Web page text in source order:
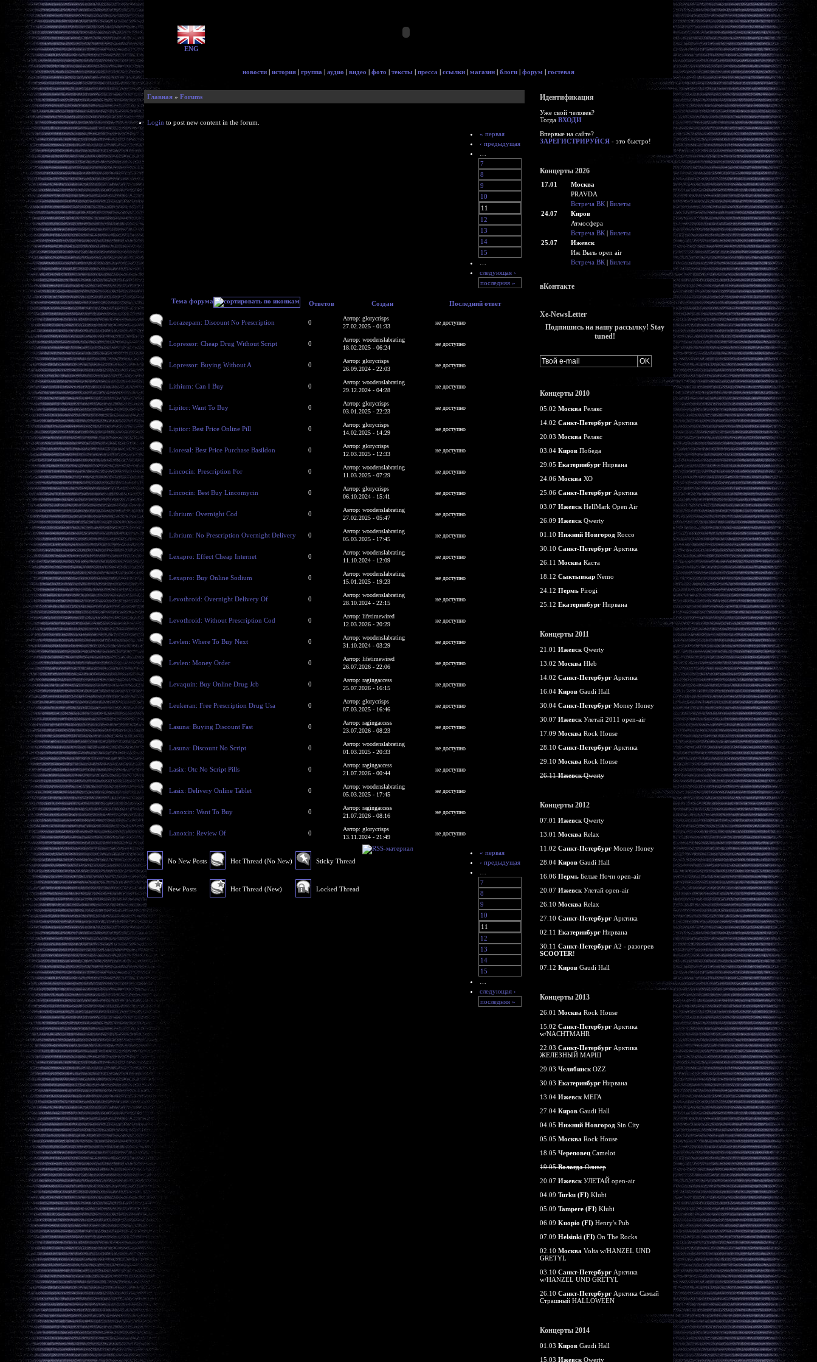
ENG
новости | история | группа | аудио | видео | фото | тексты | пресса | ссылки | магазин | блоги | форум | гостевая
Главная » Forums
Login to post new content in the forum.
« первая
‹ предыдущая
7
8
9
10
11
12
13
14
15
следующая ›
последняя »
Тема форума Ответов Создан Последний ответ
Lorazepam: Discount No Prescription 0
Автор: glorycrisps
27.02.2025 - 01:33
не доступно
Lopressor: Cheap Drug Without Script 0
Автор: woodenslabrating
18.02.2025 - 06:24
не доступно
Lopressor: Buying Without A 0
Автор: glorycrisps
26.09.2024 - 22:03
не доступно
Lithium: Can I Buy 0
Автор: woodenslabrating
29.12.2024 - 04:28
не доступно
Lipitor: Want To Buy 0
Автор: glorycrisps
03.01.2025 - 22:23
не доступно
Lipitor: Best Price Online Pill 0
Автор: glorycrisps
14.02.2025 - 14:29
не доступно
Lioresal: Best Price Purchase Basildon 0
Автор: glorycrisps
12.03.2025 - 12:33
не доступно
Lincocin: Prescription For 0
Автор: woodenslabrating
11.03.2025 - 07:29
не доступно
Lincocin: Best Buy Lincomycin 0
Автор: glorycrisps
06.10.2024 - 15:41
не доступно
Librium: Overnight Cod 0
Автор: woodenslabrating
27.02.2025 - 05:47
не доступно
Librium: No Prescription Overnight Delivery 0
Автор: woodenslabrating
05.03.2025 - 17:45
не доступно
Lexapro: Effect Cheap Internet 0
Автор: woodenslabrating
11.10.2024 - 12:09
не доступно
Lexapro: Buy Online Sodium 0
Автор: woodenslabrating
15.01.2025 - 19:23
не доступно
Levothroid: Overnight Delivery Of 0
Автор: woodenslabrating
28.10.2024 - 22:15
не доступно
Levothroid: Without Prescription Cod 0
Автор: lifetimewired
12.03.2026 - 20:29
не доступно
Levlen: Where To Buy Next 0
Автор: woodenslabrating
31.10.2024 - 03:29
не доступно
Levlen: Money Order 0
Автор: lifetimewired
26.07.2026 - 22:06
не доступно
Levaquin: Buy Online Drug Jcb 0
Автор: ragingaccess
25.07.2026 - 16:15
не доступно
Leukeran: Free Prescription Drug Usa 0
Автор: glorycrisps
07.03.2025 - 16:46
не доступно
Lasuna: Buying Discount Fast 0
Автор: ragingaccess
23.07.2026 - 08:23
не доступно
Lasuna: Discount No Script 0
Автор: woodenslabrating
01.03.2025 - 20:33
не доступно
Lasix: Otc No Script Pills 0
Автор: ragingaccess
21.07.2026 - 00:44
не доступно
Lasix: Delivery Online Tablet 0
Автор: woodenslabrating
05.03.2025 - 17:45
не доступно
Lanoxin: Want To Buy 0
Автор: ragingaccess
21.07.2026 - 08:16
не доступно
Lanoxin: Review Of 0
Автор: glorycrisps
13.11.2024 - 21:49
не доступно
No New Posts
New Posts
Hot Thread (No New)
Hot Thread (New)
Sticky Thread
Locked Thread
« первая
‹ предыдущая
7
8
9
10
11
12
13
14
15
следующая ›
последняя »
Идентификация
Уже свой человек?
Тогда ВХОДИ
Впервые на сайте?
ЗАРЕГИСТРИРУЙСЯ - это быстро!
Концерты 2026
17.01
Москва
PRAVDA
Встреча ВК | Билеты
24.07
Киров
Атмосфера
Встреча ВК | Билеты
25.07
Ижевск
Иж Выль open air
Встреча ВК | Билеты
вКонтакте
Xe-NewsLetter
Подпишись на нашу рассылку! Stay
tuned!
Концерты 2010
05.02 Москва Релакс
14.02 Санкт-Петербург Арктика
20.03 Москва Релакс
03.04 Киров Победа
29.05 Екатеринбург Нирвана
24.06 Москва ХО
25.06 Санкт-Петербург Арктика
03.07 Ижевск HellMark Open Air
26.09 Ижевск Qwerty
01.10 Нижний Новгород Rocco
30.10 Санкт-Петербург Арктика
26.11 Москва Каста
18.12 Сыктывкар Nemo
24.12 Пермь Pirogi
25.12 Екатеринбург Нирвана
Концерты 2011
21.01 Ижевск Qwerty
13.02 Москва Hleb
14.02 Санкт-Петербург Арктика
16.04 Киров Gaudi Hall
30.04 Санкт-Петербург Money Honey
30.07 Ижевск Улетай 2011 open-air
17.09 Москва Rock House
28.10 Санкт-Петербург Арктика
29.10 Москва Rock House
26.11ИжевскQwerty
Концерты 2012
07.01 Ижевск Qwerty
13.01 Москва Relax
11.02 Санкт-Петербург Money Honey
28.04 Киров Gaudi Hall
16.06 Пермь Белые Ночи open-air
20.07 Ижевск Улетай open-air
26.10 Москва Relax
27.10 Санкт-Петербург Арктика
02.11 Екатеринбург Нирвана
30.11 Санкт-Петербург А2 - разогрев
SCOOTER!
07.12 Киров Gaudi Hall
Концерты 2013
26.01 Москва Rock House
15.02 Санкт-Петербург Арктика
w/NACHTMAHR
22.03 Санкт-Петербург Арктика
ЖЕЛЕЗНЫЙ МАРШ
29.03 Челябинск OZZ
30.03 Екатеринбург Нирвана
13.04 Ижевск МЕГА
27.04 Киров Gaudi Hall
04.05 Нижний Новгород Sin City
05.05 Москва Rock House
18.05 Череповец Camelot
19.05ВологдаОливер
20.07 Ижевск УЛЕТАЙ open-air
04.09 Turku (FI) Klubi
05.09 Tampere (FI) Klubi
06.09 Kuopio (FI) Henry's Pub
07.09 Helsinki (FI) On The Rocks
02.10 Москва Volta w/HANZEL UND
GRETYL
03.10 Санкт-Петербург Арктика
w/HANZEL UND GRETYL
26.10 Санкт-Петербург Арктика Самый
Страшный HALLOWEEN
Концерты 2014
01.03 Киров Gaudi Hall
15.03 Ижевск Qwerty